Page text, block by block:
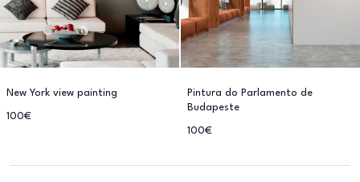
New York view painting
100€
Pintura do Parlamento de
Budapeste
100€